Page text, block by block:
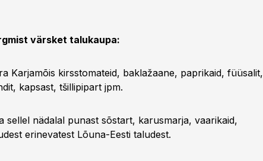
värsket talukaupa:
Karjamõis kirsstomateid, baklažaane, paprikaid, füüsalit,
kapsast, tšillipipart jpm.
sellel nädalal punast sõstart, karusmarja, vaarikaid,
erinevatest Lõuna-Eesti taludest.